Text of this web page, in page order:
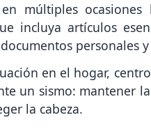
múltiples
incluya artículos
personales
en el hogar,
un sismo: mantener
la cabeza.